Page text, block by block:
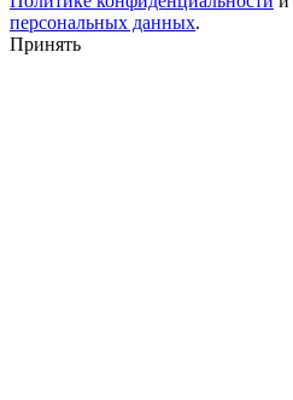
персональных данных.
Принять